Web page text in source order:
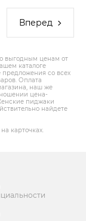
Вперед
выгодным ценам от
каталоге
со всех
Оплата
наш же
цена-
пиджаки
найдете
карточках.